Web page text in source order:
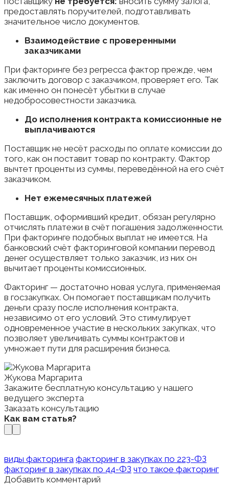
предоставлять поручителей, подготавливать
значительное число документов.
Взаимодействие с проверенными
заказчиками
При факторинге без регресса фактор прежде, чем
заключить договор с заказчиком, проверяет его. Так
как именно он понесёт убытки в случае
недобросовестности заказчика.
До исполнения контракта комиссионные не
выплачиваются
Поставщик не несёт расходы по оплате комиссии до
того, как он поставит товар по контракту. Фактор
вычтет проценты из суммы, переведённой на его счёт
заказчиком.
Нет ежемесячных платежей
Поставщик, оформивший кредит, обязан регулярно
отчислять платежи в счёт погашения задолженности.
При факторинге подобных выплат не имеется. На
банковский счёт факторинговой компании перевод
денег осуществляет только заказчик, из них он
вычитает проценты комиссионных.
Факторинг — достаточно новая услуга, применяемая
в госзакупках. Он помогает поставщикам получить
деньги сразу после исполнения контракта,
независимо от его условий. Это стимулирует
одновременное участие в нескольких закупках, что
позволяет увеличивать суммы контрактов и
умножает пути для расширения бизнеса.
Жукова Маргарита
Закажите бесплатную консультацию у нашего
ведущего эксперта
Заказать консультацию
Как вам статья?
виды факторинга факторинг в закупках по 223-ФЗ
факторинг в закупках по 44-ФЗ что такое факторинг
Добавить комментарий